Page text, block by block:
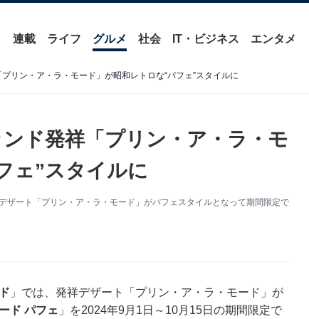
連載 ライフ グルメ 社会 IT・ビジネス エンタメ
リン・ア・ラ・モード」が昭和レトロな“パフェ”スタイルに
ド発祥「プリン・ア・ラ・モ
ェ”スタイルに
ート「プリン・ア・ラ・モード」がパフェスタイルとなって期間限定で
」では、発祥デザート「プリン・ア・ラ・モード」が
ド パフェ 」を2024年9月1日～10月15日の期間限定で